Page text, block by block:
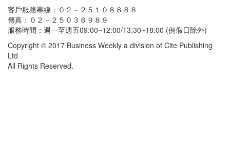
客戶服務專線：０２－２５１０８８８８
傳真：０２－２５０３６９８９
服務時間：週一至週五09:00~12:00/13:30~18:00 (例假日除外)
Copyright © 2017 Business Weekly a division of Cite Publishing
Ltd
All Rights Reserved.